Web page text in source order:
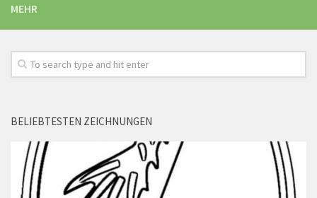
MEHR
BELIEBTESTEN ZEICHNUNGEN